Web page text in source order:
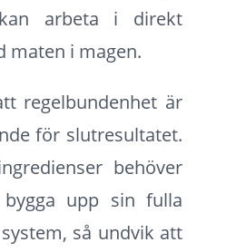
arbeta i direkt
maten i magen.
regelbundenhet är
för slutresultatet.
behöver
upp sin fulla
så undvik att